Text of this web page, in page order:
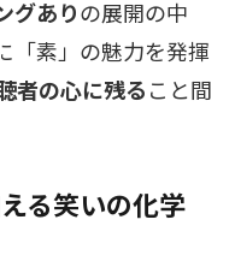
グありの展開の中
「素」の魅力を発揮
者の心に残ること間
る笑いの化学